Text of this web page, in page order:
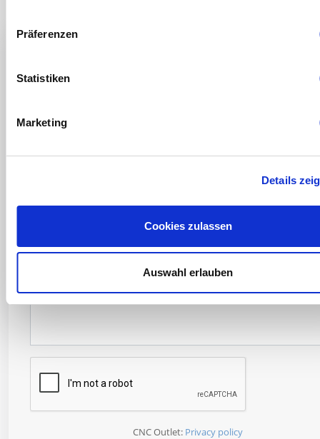
Präferenzen
Statistiken
Marketing
Details
Cookies zulassen
Auswahl erlauben
Your company
CNC Outlet: Privacy policy